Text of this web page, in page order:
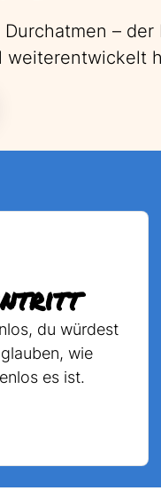
– der
weiterentwickelt
du würdest
wie
es ist.